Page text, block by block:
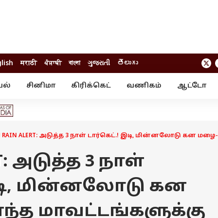
मराठी ਪੰਜਾਬੀ বাংলা ગુજરાતી తెలుగు
சினிமா கிரிக்கெட் வணிகம் ஆட்டோ
RAIN ALERT: அடுத்த 3 நாள் டார்கெட்.! இடி, மின்னலோடு கன
அடுத்த 3 நாள்
மின்னலோடு கன
மாவட்டங்களுக்கு